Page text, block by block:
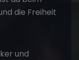
die Freiheit
und